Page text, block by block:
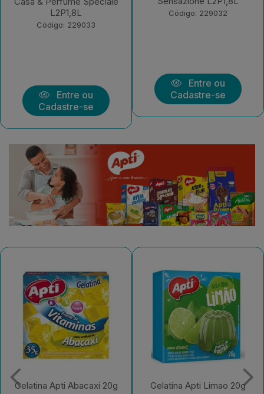
L2P1,8L
Código: 229033
Entre ou
Cadastre-se
Código: 229032
Entre ou
Cadastre-se
Gelatina Apti Abacaxi 20g Gelatina Apti Limao 20g